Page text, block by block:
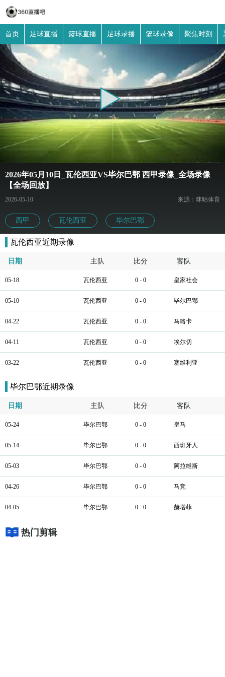
首页 足球直播 篮球直播 足球录播 篮球录像 聚焦时刻
2026年05月10日_瓦伦西亚VS毕尔巴鄂 西甲录像_全场录像
【全场回放】
2026-05-10 來源：咪咕体育
西甲 瓦伦西亚 毕尔巴鄂
瓦伦西亚近期录像
日期 主队 比分 客队
05-18 瓦伦西亚 0 - 0 皇家社会
05-10 瓦伦西亚 0 - 0 毕尔巴鄂
04-22 瓦伦西亚 0 - 0 马略卡
04-11 瓦伦西亚 0 - 0 埃尔切
03-22 瓦伦西亚 0 - 0 塞维利亚
毕尔巴鄂近期录像
日期 主队 比分 客队
05-24 毕尔巴鄂 0 - 0 皇马
05-14 毕尔巴鄂 0 - 0 西班牙人
05-03 毕尔巴鄂 0 - 0 阿拉维斯
04-26 毕尔巴鄂 0 - 0 马竞
04-05 毕尔巴鄂 0 - 0 赫塔菲
热门剪辑